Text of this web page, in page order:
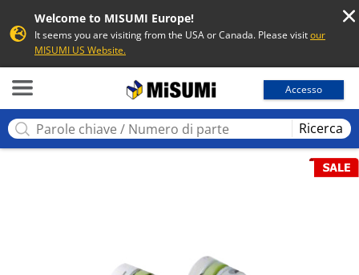
Welcome to MISUMI Europe!
It seems you are visiting from the USA or Canada. Please visitour
MISUMI US Website.
Accesso
Ricerca